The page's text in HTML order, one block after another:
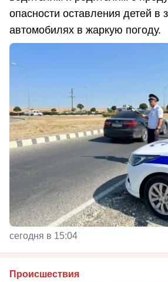
опасности оставления детей в
автомобилях в жаркую погоду.
сегодня в 15:04
Происшествия